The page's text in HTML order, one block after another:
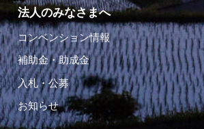
法人のみなさまへ
コンベンション情報
補助金・助成金
入札・公募
お知らせ